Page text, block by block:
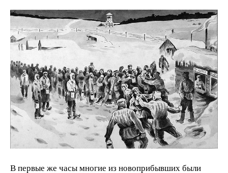
В первые же часы многие из новоприбывших были